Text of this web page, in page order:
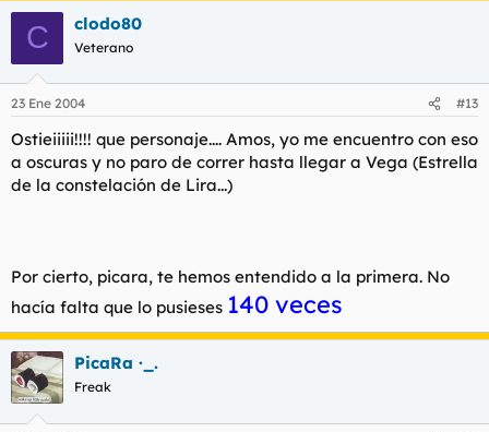
C clodo80
Veterano
23 Ene 2004 #13
Ostieiiiii!!!! que personaje.... Amos, yo me encuentro con eso
a oscuras y no paro de correr hasta llegar a Vega (Estrella
de la constelación de Lira...)
Por cierto, picara, te hemos entendido a la primera. No
hacía falta que lo pusieses 140 veces
PicaRa ·_.
Freak